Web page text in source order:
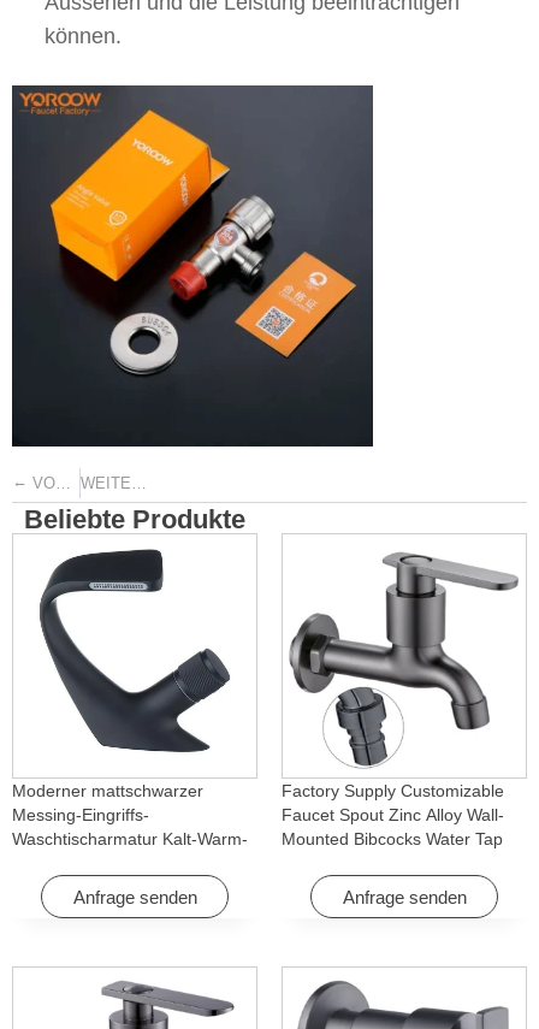
können.
← VORHERIGE WEITER
Beliebte Produkte
Moderner mattschwarzer
Messing-Eingriffs-
Waschtischarmatur Kalt-Warm-
Hotel & Wohnung
Anfrage senden
Factory Supply Customizable
Faucet Spout Zinc Alloy Wall-
Mounted Bibcocks Water Tap
Anfrage senden